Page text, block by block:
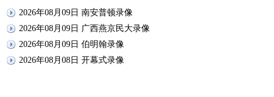
2026年08月09日 南安普顿录像
2026年08月09日 广西燕京民大录像
2026年08月09日 伯明翰录像
2026年08月08日 开幕式录像